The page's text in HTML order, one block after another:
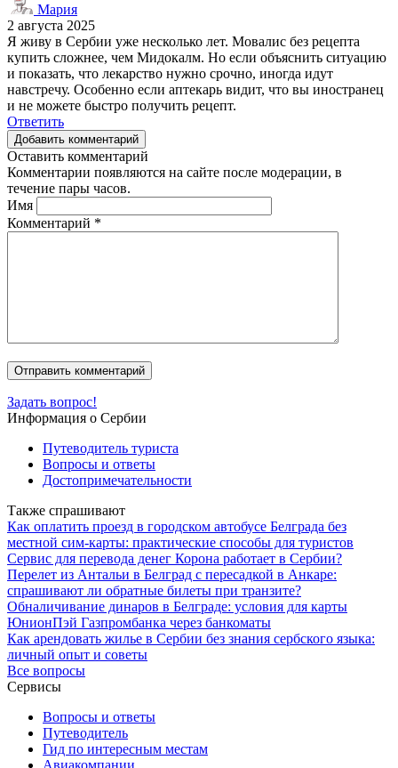
Мария
2 августа 2025
Я живу в Сербии уже несколько лет. Мовалис без рецепта
купить сложнее, чем Мидокалм. Но если объяснить ситуацию
и показать, что лекарство нужно срочно, иногда идут
навстречу. Особенно если аптекарь видит, что вы иностранец
и не можете быстро получить рецепт.
Ответить
Добавить комментарий
Оставить комментарий
Комментарии появляются на сайте после модерации, в
течение пары часов.
Имя
Комментарий *
Задать вопрос!
Информация о Сербии
Путеводитель туриста
Вопросы и ответы
Достопримечательности
Также спрашивают
Как оплатить проезд в городском автобусе Белграда без
местной сим-карты: практические способы для туристов
Сервис для перевода денег Корона работает в Сербии?
Перелет из Антальи в Белград с пересадкой в Анкаре:
спрашивают ли обратные билеты при транзите?
Обналичивание динаров в Белграде: условия для карты
ЮнионПэй Газпромбанка через банкоматы
Как арендовать жилье в Сербии без знания сербского языка:
личный опыт и советы
Все вопросы
Сервисы
Вопросы и ответы
Путеводитель
Гид по интересным местам
Авиакомпании